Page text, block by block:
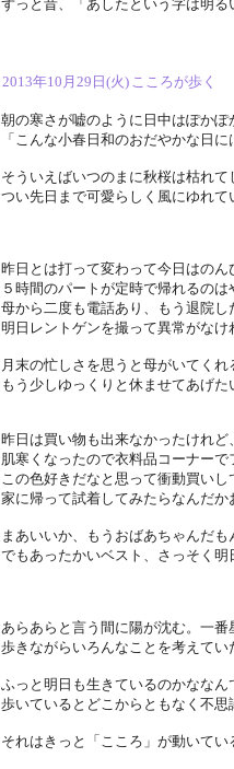
ずっと昔、「あしたという字は明
2013年10月29日(火) こころが歩く
朝の寒さが嘘のように日中はぽかぽ
「こんな小春日和のおだやかな日
そういえばいつのまに秋桜は枯れ
つい先日まで可愛らしく風にゆれ
昨日とは打って変わって今日はのん
５時間のパートが定時で帰れるの
母から二度も電話あり、もう退院
明日レントゲンを撮って異常がな
月末の忙しさを思うと母がいてく
もう少しゆっくりと休ませてあげ
昨日は買い物も出来なかったけれ
肌寒くなったので衣料品コーナー
この色好きだなと思って衝動買い
家に帰って試着してみたらなんだ
まあいいか、もうおばあちゃんだ
でもあったかいベスト、さっそく
あらあらと言う間に陽が沈む。一
歩きながらいろんなことを考えて
ふっと明日も生きているのかなな
歩いているとどこからともなく不
それはきっと「こころ」が動いて